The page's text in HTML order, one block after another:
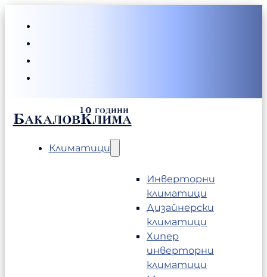
БакаловКлима
Климатици
Инверторни
климатици
Дизайнерски
климатици
Хипер
инверторни
климатици